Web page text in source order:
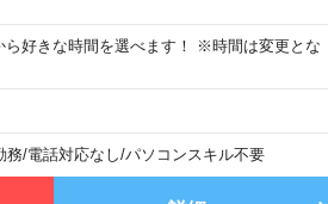
ら好きな時間を選べます！ ※時間は変更とな
務/電話対応なし/パソコンスキル不要